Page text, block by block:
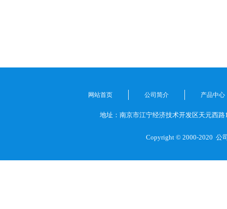
网站首页 公司简介 产品中心
地址：南京市江宁经济技术开发区天元西路
Copyright © 2000-2020 公